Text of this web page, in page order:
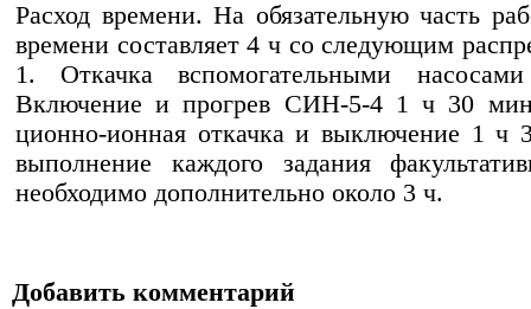
Расход времени. На обязательную часть
времени составляет 4 ч со следующим
1. Откачка вспомогательными
Включение и прогрев СИН-5-4 1 ч 30
ционно-ионная откачка и выключение 1 ч
выполнение каждого задания
необходимо дополнительно около 3 ч.
Добавить комментарий